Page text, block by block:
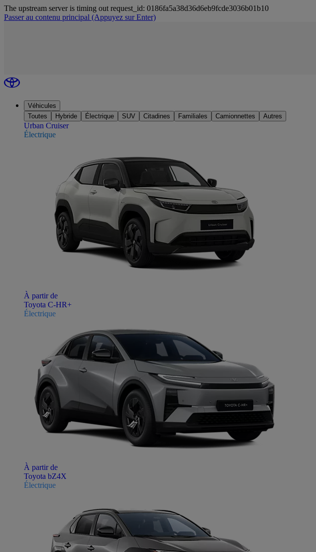
The upstream server is timing out request_id: 0186fa5a38d36d6eb9fcde3036b01b10
Passer au contenu principal (Appuyez sur Enter)
Véhicules
Toutes
Hybride Électrique SUV Citadines Familiales Camionnettes Autres
Urban Cruiser
Électrique
À partir de
Toyota C-HR+
Électrique
À partir de
Toyota bZ4X
Électrique